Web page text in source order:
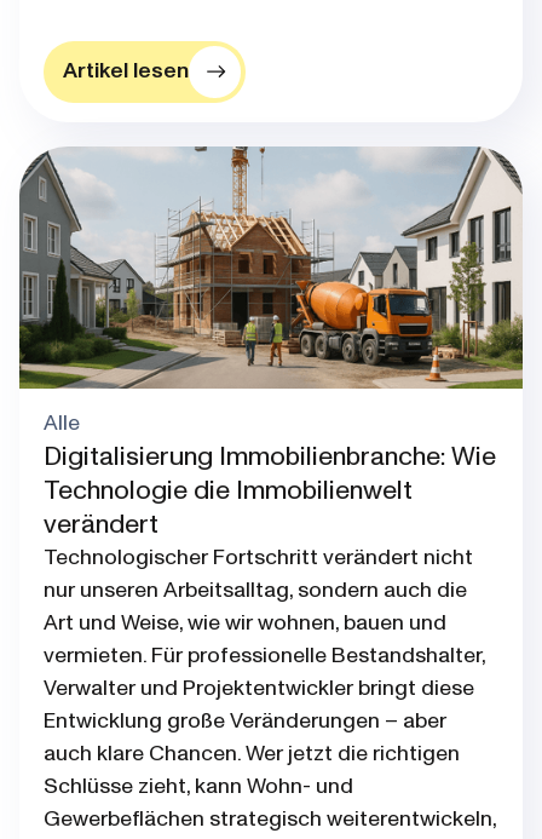
Artikel lesen
Alle
Digitalisierung Immobilienbranche: Wie
Technologie die Immobilienwelt
verändert
Technologischer Fortschritt verändert nicht
nur unseren Arbeitsalltag, sondern auch die
Art und Weise, wie wir wohnen, bauen und
vermieten. Für professionelle Bestandshalter,
Verwalter und Projektentwickler bringt diese
Entwicklung große Veränderungen – aber
auch klare Chancen. Wer jetzt die richtigen
Schlüsse zieht, kann Wohn- und
Gewerbeflächen strategisch weiterentwickeln,